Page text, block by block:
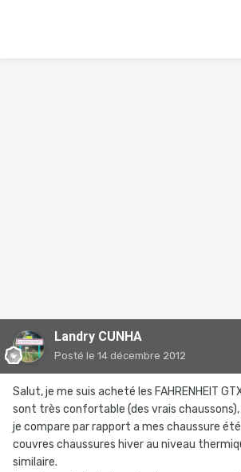
Landry CUNHA
Posté le 14 décembre 2012
Salut, je me suis acheté les FAHRENHEIT
sont très confortable (des vrais
je compare par rapport a mes chaussure
couvres chaussures hiver au niveau
similaire.